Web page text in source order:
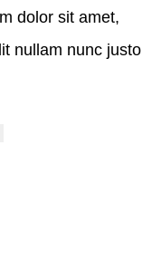
dolor sit amet,
nullam nunc justo